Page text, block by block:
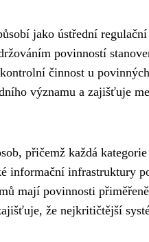
jako ústřední
povinností
činnost u
významu a zajišťuje
přičemž každá
informační infrastruktury
mají povinnosti
že nejkritičtější